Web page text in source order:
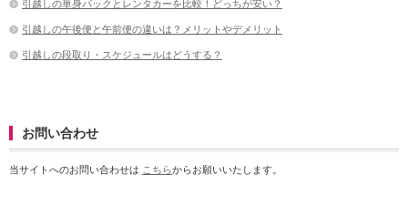
引越しの単身パックとレンタカーを比較！どっちが安い？
引越しの午後便と午前便の違いは？メリットやデメリット
引越しの段取り・スケジュールはどうする？
お問い合わせ
当サイトへのお問い合わせは こちらからお願いいたします。